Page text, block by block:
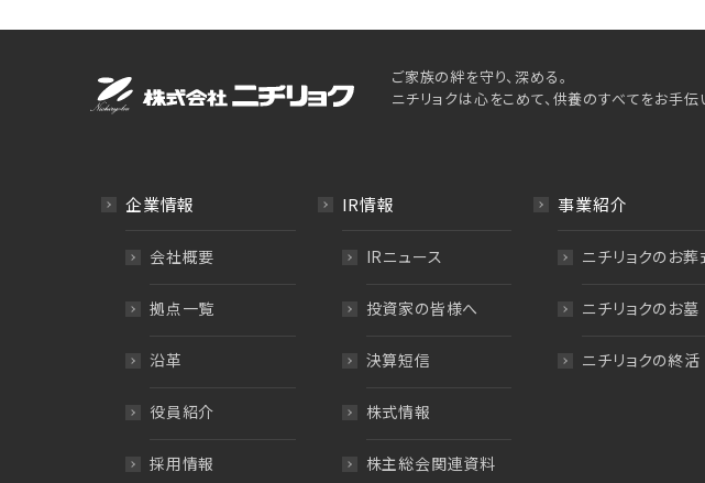
ご家族の絆を守り、深める。
ニチリョクは心をこめて、供養のすべてをお手伝
企業情報
会社概要
拠点一覧
沿革
役員紹介
採用情報
IR情報
IRニュース
投資家の皆様へ
決算短信
株式情報
株主総会関連資料
事業紹介
ニチリョクのお葬
ニチリョクのお墓
ニチリョクの終活